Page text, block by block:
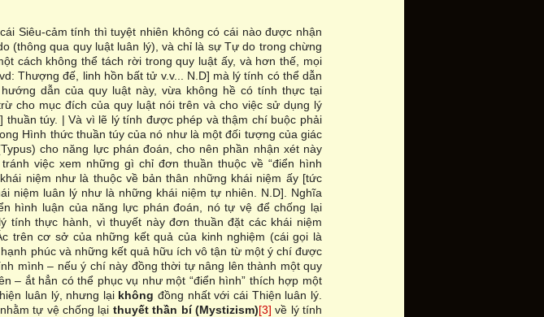
Siêu-cảm tính thì tuyệt nhiên không có cái nào được nhận
(thông qua quy luật luân lý), và chỉ là sự Tự do trong chừng
cách không thể tách rời trong quy luật ấy, và hơn thế, mọi
Thượng đế, linh hồn bất tử v.v... N.D] mà lý tính có thể dẫn
dẫn của quy luật này, vừa không hề có tính thực tại
cho mục đích của quy luật nói trên và cho việc sử dụng lý
thuần túy. | Và vì lẽ lý tính được phép và thậm chí buộc phải
Hình thức thuần túy của nó như là một đối tượng của giác
cho năng lực phán đoán, cho nên phần nhận xét này
việc xem những gì chỉ đơn thuần thuộc về “điển hình
niệm như là thuộc về bản thân những khái niệm ấy [tức
niệm luân lý như là những khái niệm tự nhiên. N.D]. Nghĩa
hình luận của năng lực phán đoán, nó tự vệ để chống lại
tính thực hành, vì thuyết này đơn thuần đặt các khái niệm
trên cơ sở của những kết quả của kinh nghiệm (cái gọi là
phúc và những kết quả hữu ích vô tận từ một ý chí được
mình – nếu ý chí này đồng thời tự nâng lên thành một quy
– ắt hẳn có thể phục vụ như một “điển hình” thích hợp một
luân lý, nhưng lại không đồng nhất với cái Thiện luân lý.
tự vệ chống lại thuyết thần bí (Mystizism)[3] về lý tính